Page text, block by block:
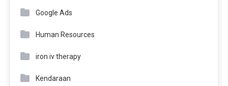
Google Ads
Human Resources
iron iv therapy
Kendaraan